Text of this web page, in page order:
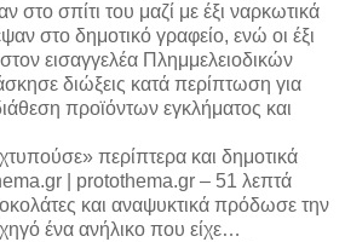
στο σπίτι του μαζί με έξι ναρκωτικά
στο δημοτικό γραφείο, ενώ οι έξι
εισαγγελέα Πλημμελειοδικών
διώξεις κατά περίπτωση για
προϊόντων εγκλήματος και
περίπτερα και δημοτικά
| protothema.gr – 51 λεπτά
και αναψυκτικά πρόδωσε την
ένα ανήλικο που είχε…